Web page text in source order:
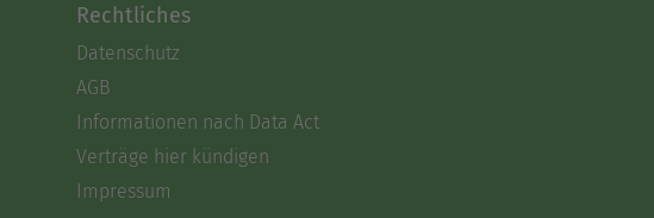
Rechtliches
Datenschutz
AGB
Informationen nach Data Act
Verträge hier kündigen
Impressum